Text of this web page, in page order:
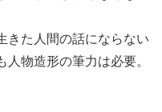
きた人間の話にならない
物造形の筆力は必要。